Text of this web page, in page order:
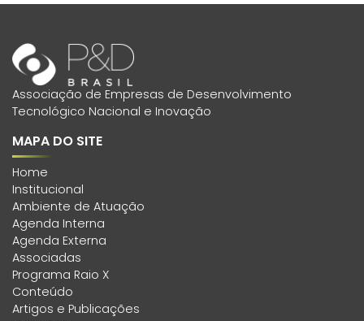
Associação de Empresas de Desenvolvimento
Tecnológico Nacional e Inovação
MAPA DO SITE
Home
Institucional
Ambiente de Atuação
Agenda Interna
Agenda Externa
Associadas
Programa Raio X
Conteúdo
Artigos e Publicações